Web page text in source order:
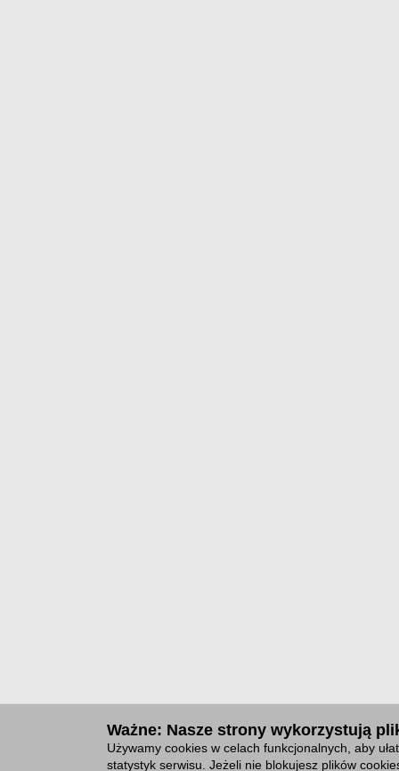
Ważne: Nasze strony wykorzystują
Używamy cookies w celach funkcjonalnych, aby
statystyk serwisu. Jeżeli nie blokujesz plików